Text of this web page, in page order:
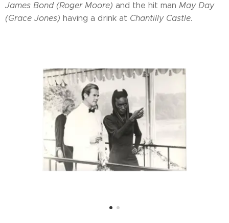
James Bond (Roger Moore) and the hit man May Day
(Grace Jones) having a drink at Chantilly Castle.